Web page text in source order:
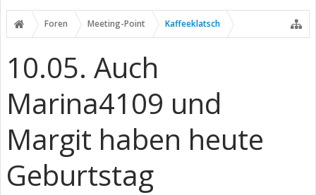
Foren Meeting-Point Kaffeeklatsch
10.05. Auch
Marina4109 und
Margit haben heute
Geburtstag